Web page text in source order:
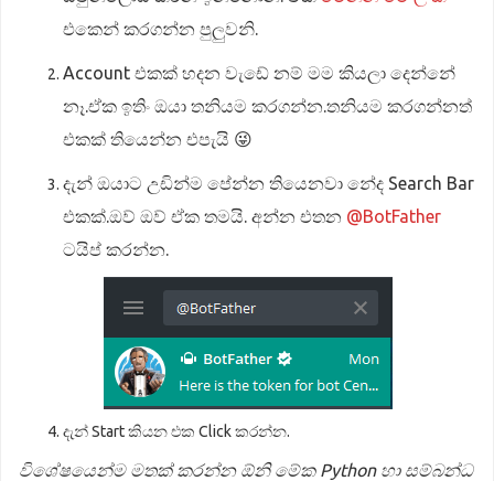
එකෙන් කරගන්න පුලුවනි.
Account එකක් හදන වැඩේ නම් මම කියලා දෙන්නේ
නෑ.ඒක ඉතිං ඔයා තනියම කරගන්න.තනියම කරගන්නත්
එකක් තියෙන්න එපැයි 😜
දැන් ඔයාට උඩින්ම පේන්න තියෙනවා නේද Search Bar
එකක්.ඔව් ඔව් ඒක තමයි. අන්න එතන @BotFather
ටයිප් කරන්න.
දැන් Start කියන එක Click කරන්න.
විශේෂයෙන්ම මතක් කරන්න ඕනි මේක Python හා සම්බන්ධ